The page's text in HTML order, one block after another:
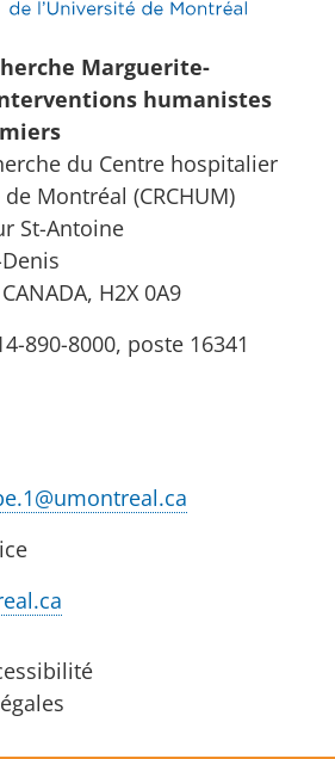
Marguerite-
humanistes
du Centre hospitalier
Montréal (CRCHUM)
St-Antoine
H2X 0A9
890-8000, poste 16341